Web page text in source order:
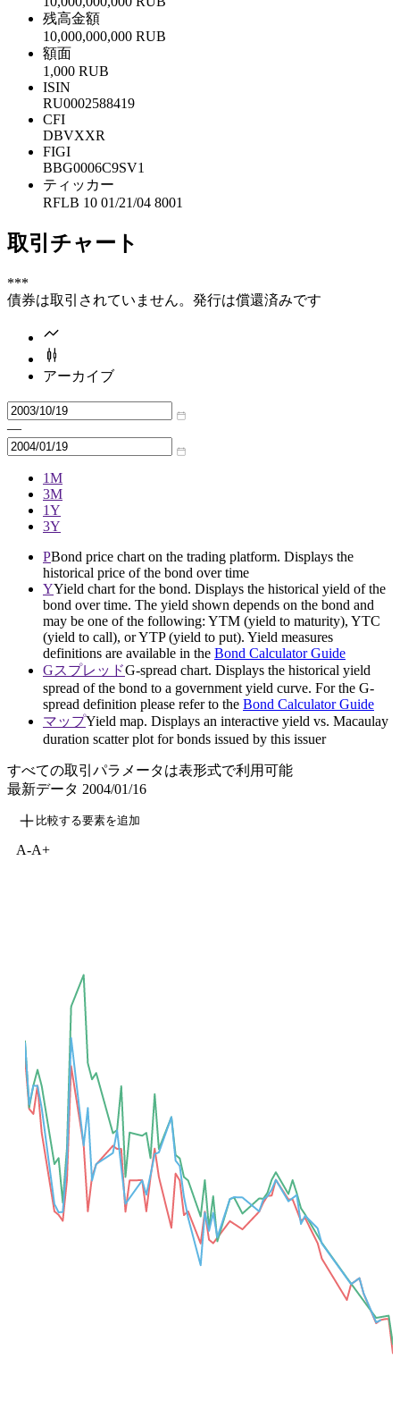
残高金額
10,000,000,000 RUB
額面
1,000 RUB
ISIN
RU0002588419
CFI
DBVXXR
FIGI
BBG0006C9SV1
ティッカー
RFLB 10 01/21/04 8001
取引チャート
***
債券は取引されていません。発行は償還済みです
アーカイブ
—
1M
3M
1Y
3Y
PBond price chart on the trading platform. Displays the
historical price of the bond over time
YYield chart for the bond. Displays the historical yield of the
bond over time. The yield shown depends on the bond and
may be one of the following: YTM (yield to maturity), YTC
(yield to call), or YTP (yield to put). Yield measures
definitions are available in the Bond Calculator Guide
GスプレッドG-spread chart. Displays the historical yield
spread of the bond to a government yield curve. For the G-
spread definition please refer to the Bond Calculator Guide
マップYield map. Displays an interactive yield vs. Macaulay
duration scatter plot for bonds issued by this issuer
すべての取引パラメータは表形式で利用可能
最新データ 2004/01/16
比較する要素を追加